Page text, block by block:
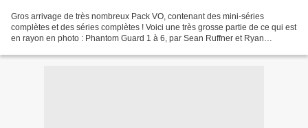
Gros arrivage de très nombreux Pack VO, contenant des mini-séries
complètes et des séries complètes ! Voici une très grosse partie de ce qui est
en rayon en photo : Phantom Guard 1 à 6, par Sean Ruffner et Ryan